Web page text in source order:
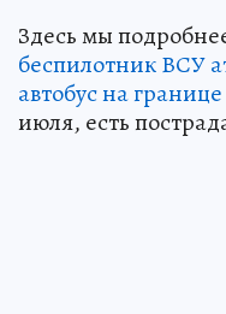
Здесь мы
беспилотник ВСУ
автобус на
июля, есть